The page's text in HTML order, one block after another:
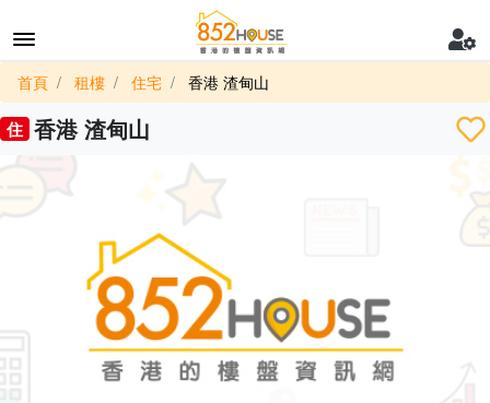
首頁 租樓 住宅 香港 渣甸山
住 香港 渣甸山